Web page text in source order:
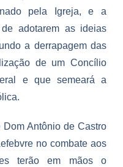
pela Igreja, e a
adotarem as ideias
a derrapagem das
de um Concílio
e que semeará a
Antônio de Castro
no combate aos
terão em mãos o